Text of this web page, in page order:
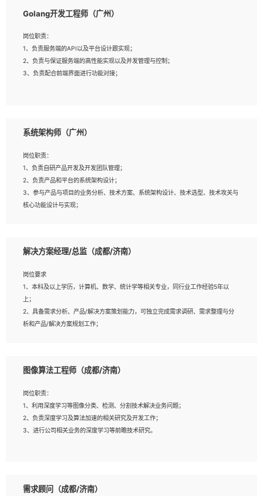
2、熟悉PostgreSQL、redis、MongoDB、ElasticSearch等开源数据库运维管
3、熟悉Oracle、MySQL、SQLServer中一种或多种优先。
4、熟悉Hadoop、买球官网、Spark等大数据平台优先。
5、熟悉linux或任意一种unix操作系统，如有较强操作系统侧工作经验者优先。
6、具备丰富的项目实施经验，较强的自我学习能力。
Golang开发工程师（广州）
岗位职责：
1、负责服务端的API以及平台设计跟实现；
2、负责与保证服务端的高性能实现以及并发管理与控制；
3、负责配合前端界面进行功能对接；
2、1年以上Golang开发工作经验，能独立完成相应项目开发；
与实现，熟悉常用开源框架及设计模式；
4、熟悉Golang、连接池、消息队列等组件使用、熟悉后端开发、测试、调试流程
跟工具使用；
5、对技术有激情，喜欢钻研，能快速接受和掌握新技术，学习能力和工作责任心
强，良好的沟通表达能力和团队协作能力。
系统架构师（广州）
岗位职责：
1、负责自研产品开发及开发团队管理；
2、负责产品和平台的系统架构设计；
3、参与产品与项目的业务分析、技术方案、系统架构设计、技术选型、技术攻关与
核心功能设计与实现；
岗位要求：
1、全日制统招本科及以上学历，计算机相关专业毕业，5年以上开发工作经验；
2、具有扎实的java编程功底和良好的编码习惯，有分布式、多线程及高并发系统开
发经验和性能调优经验尤佳；熟悉JVM调优；掌握基础中间件、基础架构方案和云
平台、云产品功能特性，熟练使用相关平台的功能和了解其背后实现机制；
研发管理流程建设经验；
种常用框架和技术Springboot、Shiro、springcloud等；熟悉Linux常用命令和了解
常用脚本语言，较丰富的线上系统运维经验，复杂问题排查思路清晰。
解决方案经理/总监（成都/济南）
岗位要求
1、本科及以上学历，计算机、数学、统计学等相关专业，同行业工作经验5年以
上；
2、具备需求分析、产品/解决方案策划能力，可独立完成需求调研、需求整理与分
析和产品/解决方案规划工作；
出相关的解决方案，包括视频分析、图像识别、NLP、OCR、机器学习等；
见AI算法框架，对人脸识别、目标检测、图像识别、OCR、NLP等AI算法有深刻理
解。具有AI平台级产品/解决方案从业经验者优先。具有大数据技术背景者优先；
6、具备良好的客户意识与沟通能力，善于学习思考、创新与团队协作，认真负责、
执行力与抗压力强。
图像算法工程师（成都/济南）
岗位职责：
1、利用深度学习等图像分类、检测、分割技术解决业务问题；
2、负责深度学习及算法加速的相关研究及开发工作；
3、进行公司相关业务的深度学习等前瞻技术研究。
2、2年以上图像处理开发经验，熟悉python和spark开发；
需求顾问（成都/济南）